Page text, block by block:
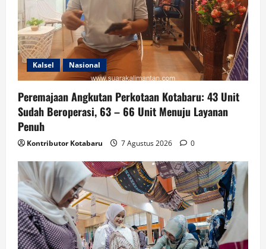
Kalsel Nasional
Peremajaan Angkutan Perkotaan Kotabaru: 43 Unit
Sudah Beroperasi, 63 – 66 Unit Menuju Layanan
Penuh
Kontributor Kotabaru 7 Agustus 2026 0